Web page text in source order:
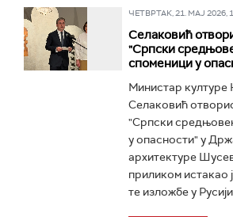
ЧЕТВРТАК, 21. МАЈ 2026,
Селаковић
"Српски
споменици у
Министар културе
Селаковић
"Српски
у опасности" у
архитектуре
приликом истакао
те изложбе у